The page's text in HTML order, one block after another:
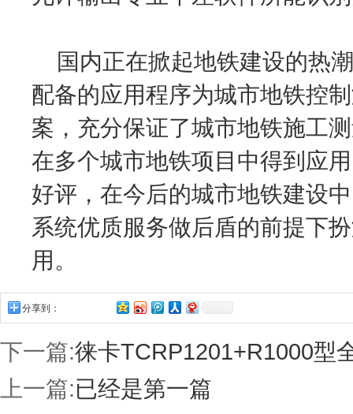
国内正在掀起地铁建设的热
配备的应用程序为城市地铁控
案，充分保证了城市地铁施工
在多个城市地铁项目中得到应
好评，在今后的城市地铁建设
系统优质服务做后盾的前提下
用。
分享到：
下一篇:徕卡TCRP1201+R1000型
上一篇:已经是第一篇